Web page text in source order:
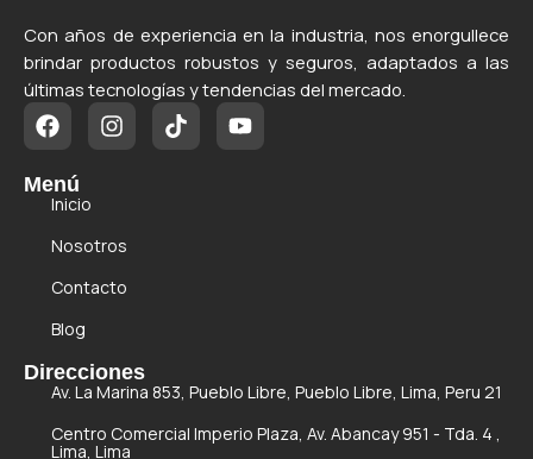
Con años de experiencia en la industria, nos enorgullece
brindar productos robustos y seguros, adaptados a las
últimas tecnologías y tendencias del mercado.
Menú
Inicio
Nosotros
Contacto
Blog
Direcciones
Av. La Marina 853, Pueblo Libre, Pueblo Libre, Lima, Peru 21
Centro Comercial Imperio Plaza, Av. Abancay 951 - Tda. 4 ,
Lima, Lima